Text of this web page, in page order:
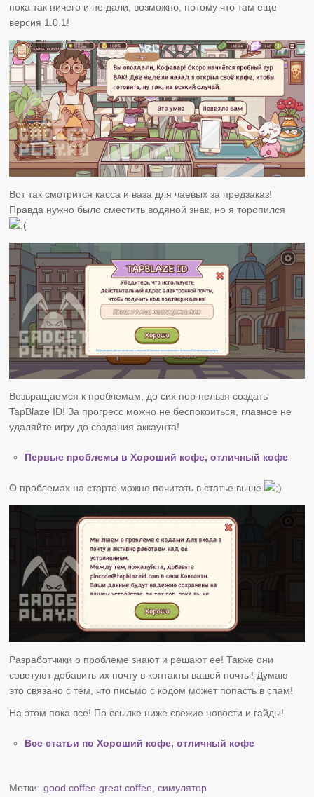
пока так ничего и не дали, возможно, потому что там еще
версия 1.0.1!
Вот так смотрится касса и ваза для чаевых за предзаказ!
Правда нужно было сместить водяной знак, но я торопился
Возвращаемся к проблемам, до сих пор нельзя создать
TapBlaze ID! За прогресс можно не беспокоиться, главное не
удаляйте игру до создания аккаунта!
Первые проблемы в Хороший кофе, отличный кофе
О проблемах на старте можно почитать в статье выше
Разработчики о проблеме знают и решают ее! Также они
советуют добавить их почту в контакты вашей почты! Думаю
это связано с тем, что письмо с кодом может попасть в спам!
На этом пока все! По ссылке ниже свежие новости и гайды!
Все статьи по Хороший кофе, отличный кофе
Метки: good coffee great coffee ,симулятор